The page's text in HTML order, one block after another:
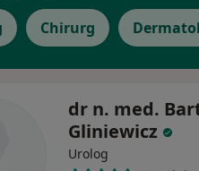
Chirurg
dr n. med.
Gliniewicz
Urolog